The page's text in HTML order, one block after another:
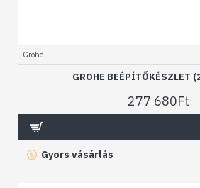
Grohe
GROHE BEÉPÍTŐKÉSZLET
277 680Ft
Gyors vásárlás